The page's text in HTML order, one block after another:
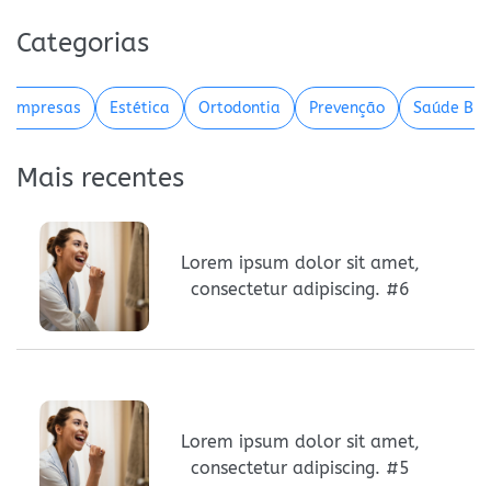
Categorias
empresas Estética Ortodontia Prevenção Saúde
Mais recentes
Lorem ipsum dolor sit amet,
consectetur adipiscing. #6
Lorem ipsum dolor sit amet,
consectetur adipiscing. #5